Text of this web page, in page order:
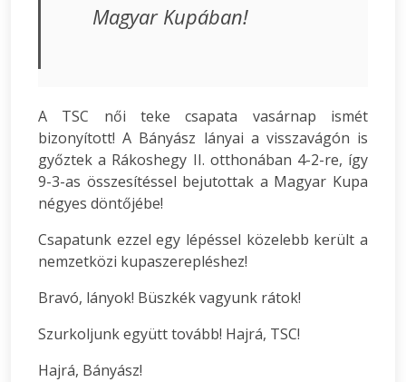
Magyar Kupában!
A TSC női teke csapata vasárnap ismét
bizonyított! A Bányász lányai a visszavágón is
győztek a Rákoshegy II. otthonában 4-2-re, így
9-3-as összesítéssel bejutottak a Magyar Kupa
négyes döntőjébe!
Csapatunk ezzel egy lépéssel közelebb került a
nemzetközi kupaszerepléshez!
Bravó, lányok! Büszkék vagyunk rátok!
Szurkoljunk együtt tovább! Hajrá, TSC!
Hajrá, Bányász!